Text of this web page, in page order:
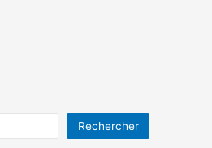
Rechercher